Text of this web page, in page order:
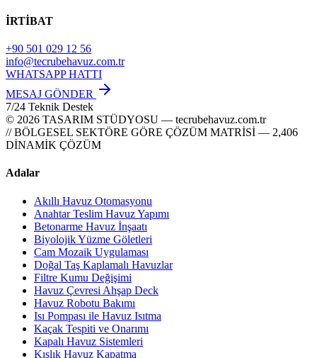
İRTİBAT
+90 501 029 12 56
info@tecrubehavuz.com.tr
WHATSAPP HATTI
MESAJ GÖNDER
7/24 Teknik Destek
© 2026 TASARIM STÜDYOSU — tecrubehavuz.com.tr
// BÖLGESEL SEKTÖRE GÖRE ÇÖZÜM MATRİSİ — 2,406
DİNAMİK ÇÖZÜM
Adalar
Akıllı Havuz Otomasyonu
Anahtar Teslim Havuz Yapımı
Betonarme Havuz İnşaatı
Biyolojik Yüzme Göletleri
Cam Mozaik Uygulaması
Doğal Taş Kaplamalı Havuzlar
Filtre Kumu Değişimi
Havuz Çevresi Ahşap Deck
Havuz Robotu Bakımı
Isı Pompası ile Havuz Isıtma
Kaçak Tespiti ve Onarımı
Kapalı Havuz Sistemleri
Kışlık Havuz Kapatma